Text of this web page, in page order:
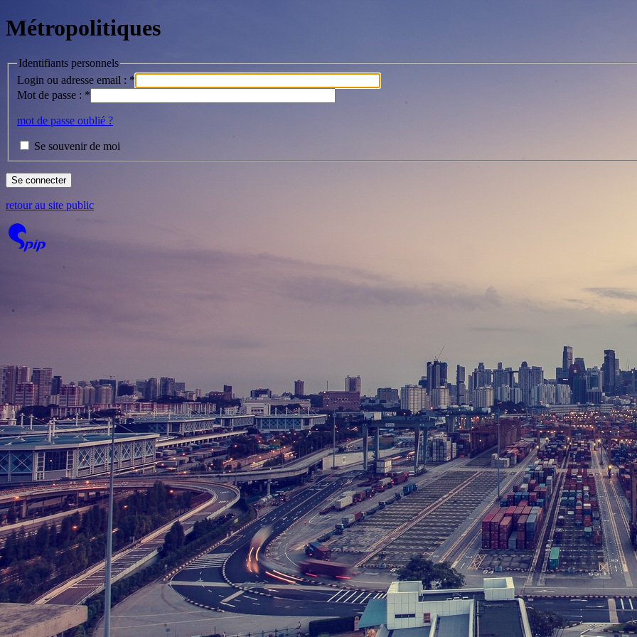
Métropolitiques
Identifiants personnels
Login ou adresse email : *
Mot de passe : *
mot de passe oublié ?
Se souvenir de moi
retour au site public